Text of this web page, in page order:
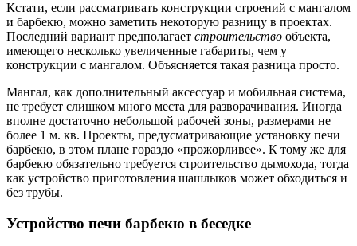
Кстати, если рассматривать конструкции строений с мангалом
и барбекю, можно заметить некоторую разницу в проектах.
Последний вариант предполагает строительство объекта,
имеющего несколько увеличенные габариты, чем у
конструкции с мангалом. Объясняется такая разница просто.
Мангал, как дополнительный аксессуар и мобильная система,
не требует слишком много места для разворачивания. Иногда
вполне достаточно небольшой рабочей зоны, размерами не
более 1 м. кв. Проекты, предусматривающие установку печи
барбекю, в этом плане гораздо «прожорливее». К тому же для
барбекю обязательно требуется строительство дымохода, тогда
как устройство приготовления шашлыков может обходиться и
без трубы.
Устройство печи барбекю в беседке